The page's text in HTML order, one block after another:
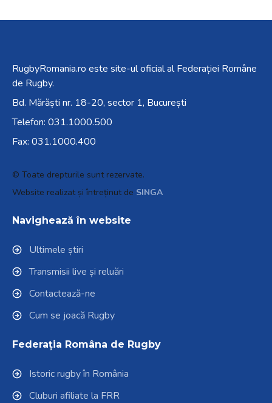
RugbyRomania.ro este site-ul oficial al Federației Române
de Rugby.
Bd. Mărăști nr. 18-20, sector 1, București
Telefon: 031.1000.500
Fax: 031.1000.400
© Toate drepturile sunt rezervate.
Website realizat și întreținut de SINGA
Navighează în website
Ultimele știri
Transmisii live și reluări
Contactează-ne
Cum se joacă Rugby
Federația Româna de Rugby
Istoric rugby în România
Cluburi afiliate la FRR